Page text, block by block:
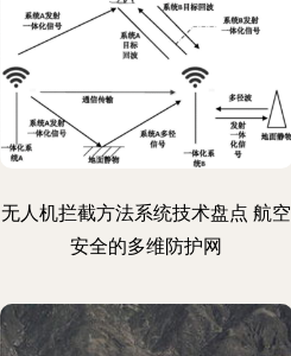
无人机拦截方法系统技术盘点 航空
安全的多维防护网